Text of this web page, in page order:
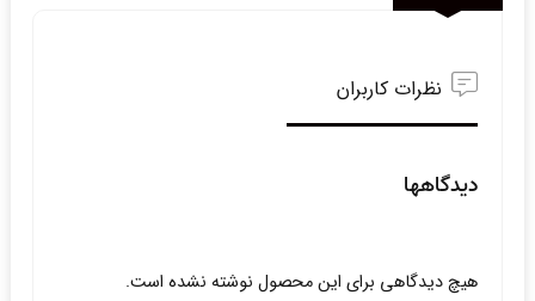
نظرات کاربران
دیدگاهها
هیچ دیدگاهی برای این محصول نوشته نشده است.